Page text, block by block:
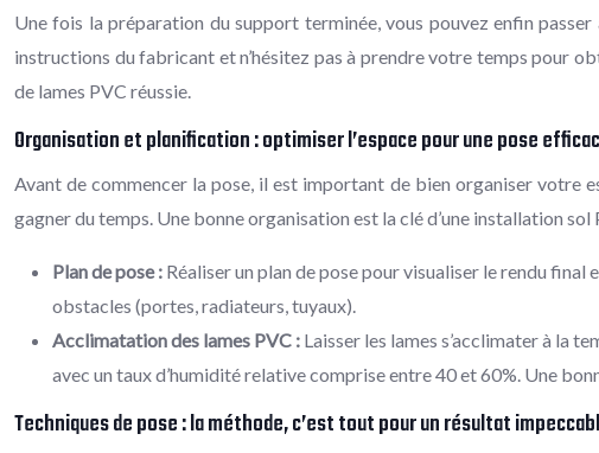
Une fois la préparation du support terminée, vous pouvez enfin
instructions du fabricant et n’hésitez pas à prendre votre temps pour
de lames PVC réussie.
Organisation et planification : optimiser l’espace pour une pose
Avant de commencer la pose, il est important de bien organiser votre
gagner du temps. Une bonne organisation est la clé d’une installation
Plan de pose : Réaliser un plan de pose pour visualiser le rendu
obstacles (portes, radiateurs, tuyaux).
Acclimatation des lames PVC : Laisser les lames s’acclimater à la
avec un taux d’humidité relative comprise entre 40 et 60%. Une
Techniques de pose : la méthode, c’est tout pour un résultat